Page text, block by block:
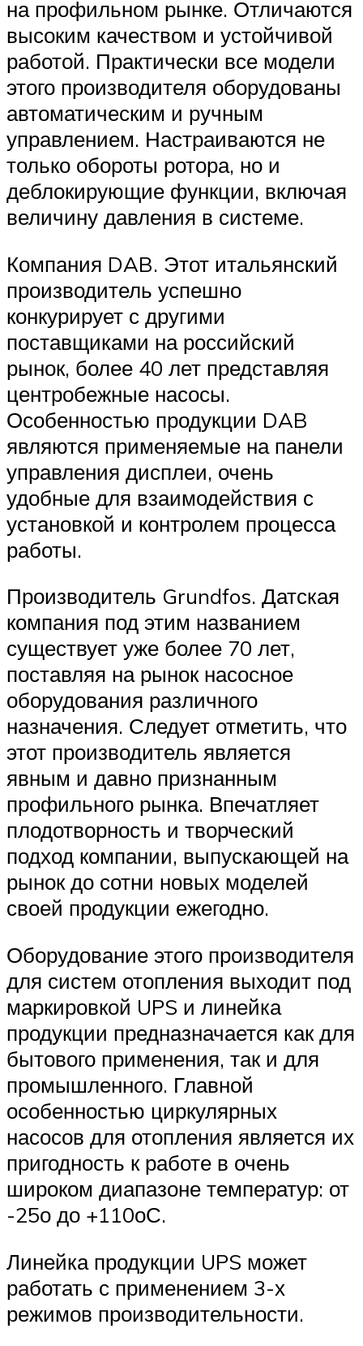
на профильном рынке. Отличаются
высоким качеством и устойчивой
работой. Практически все модели
этого производителя оборудованы
автоматическим и ручным
управлением. Настраиваются не
только обороты ротора, но и
деблокирующие функции, включая
величину давления в системе.
Компания DAB. Этот итальянский
производитель успешно
конкурирует с другими
поставщиками на российский
рынок, более 40 лет представляя
центробежные насосы.
Особенностью продукции DAB
являются применяемые на панели
управления дисплеи, очень
удобные для взаимодействия с
установкой и контролем процесса
работы.
Производитель Grundfos. Датская
компания под этим названием
существует уже более 70 лет,
поставляя на рынок насосное
оборудования различного
назначения. Следует отметить, что
этот производитель является
явным и давно признанным
профильного рынка. Впечатляет
плодотворность и творческий
подход компании, выпускающей на
рынок до сотни новых моделей
своей продукции ежегодно.
Оборудование этого производителя
для систем отопления выходит под
маркировкой UPS и линейка
продукции предназначается как для
бытового применения, так и для
промышленного. Главной
особенностью циркулярных
насосов для отопления является их
пригодность к работе в очень
широком диапазоне температур: от
-25о до +110оС.
Линейка продукции UPS может
работать с применением 3-х
режимов производительности.